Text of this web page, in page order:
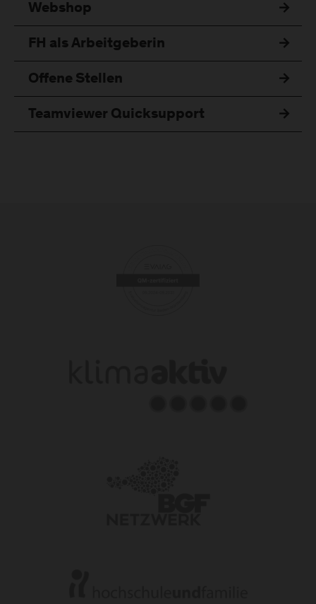
Webshop
FH als Arbeitgeberin
Offene Stellen
Teamviewer Quicksupport